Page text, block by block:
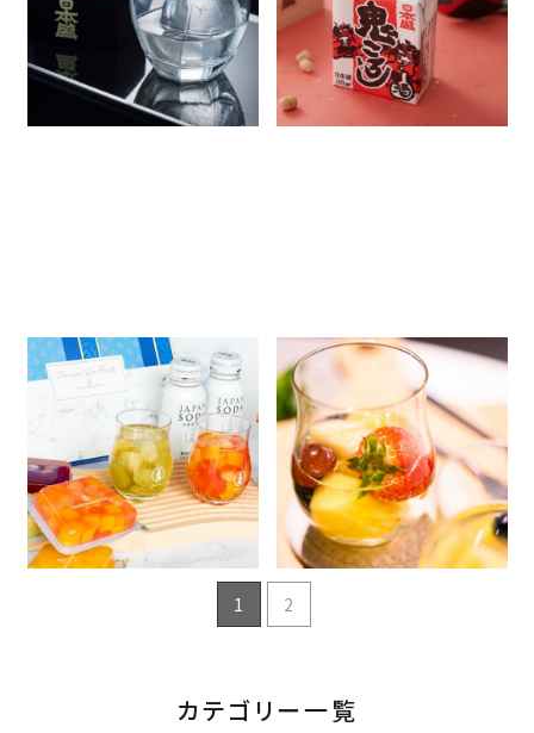
close
キーワードから探す
商品情報
簡単レシピ
店長ブログ
商品情報
簡単レシピ
店長ブログ
アンリ・シャルパンティエのスイ
ーツでつくる日本酒デザート！
極上のスイーツと日本酒ソー
ダによる、奇跡のコラボレーシ
ョン
商品情報
簡単レシピ
店長ブログ
10秒でできる！日本酒ソーダを
使った簡単アレンジ『大人のフ
ルーツポンチ』
2024.03.30
商品情報 簡単レシピ
1 2
カテゴリー一覧